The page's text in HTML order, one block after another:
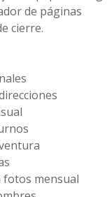
de páginas
cierre.
fotos mensual